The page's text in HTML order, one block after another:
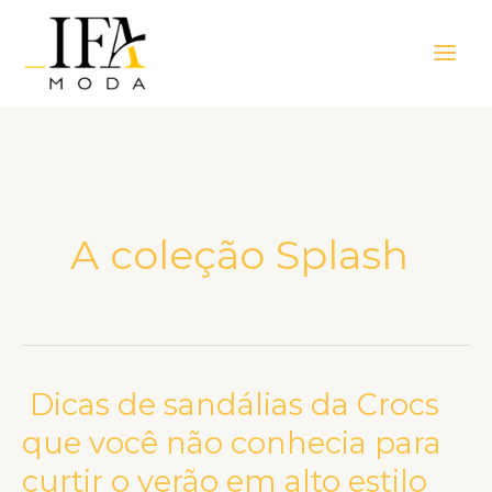
Menu
A coleção Splash
Dicas de sandálias da Crocs
que você não conhecia para
curtir o verão em alto estilo
Dicas
sandálias
da